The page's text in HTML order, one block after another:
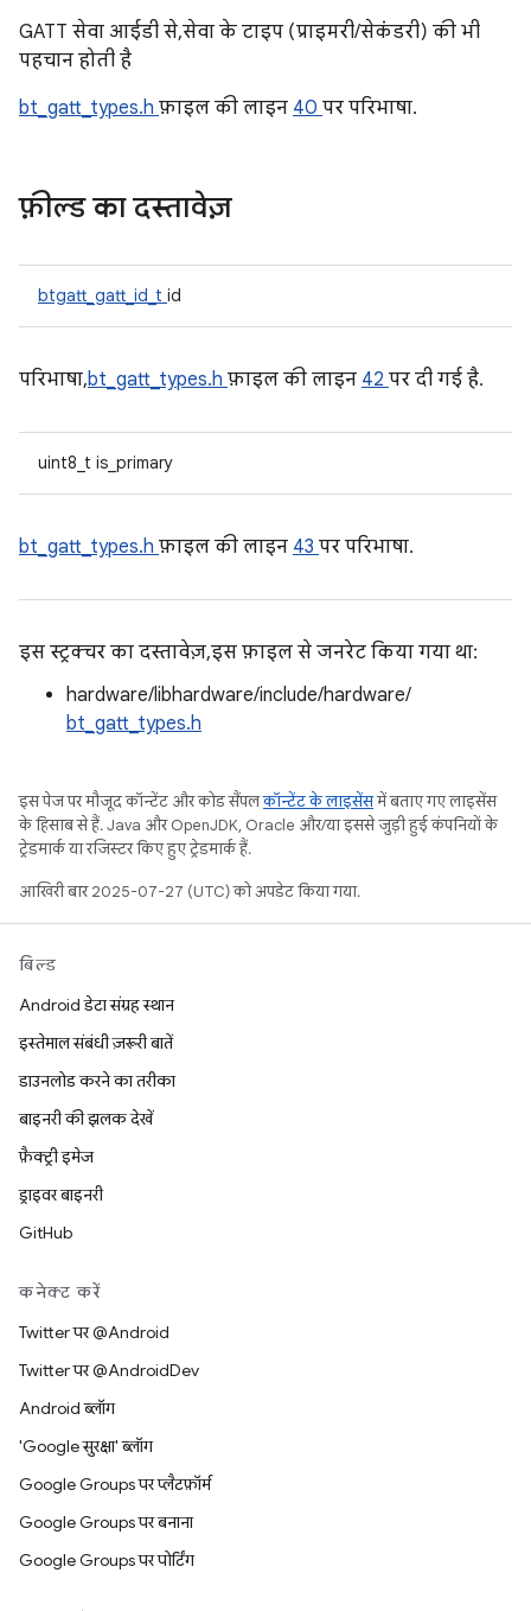
GATT सेवा आईडी से, सेवा के टाइप (प्राइमरी/सेकंडरी) की भी
पहचान होती है
bt_gatt_types.h फ़ाइल की लाइन 40 पर परिभाषा.
फ़ील्ड का दस्तावेज़
btgatt_gatt_id_t id
परिभाषा,bt_gatt_types.h फ़ाइल की लाइन 42 पर दी गई है.
uint8_t is_primary
bt_gatt_types.h फ़ाइल की लाइन 43 पर परिभाषा.
इस स्ट्रक्चर का दस्तावेज़, इस फ़ाइल से जनरेट किया गया था:
hardware/libhardware/include/hardware/
bt_gatt_types.h
इस पेज पर मौजूद कॉन्टेंट और कोड सैंपलकॉन्टेंट के लाइसेंसमें बताए गए लाइसेंस
के हिसाब से हैं. Java और OpenJDK, Oracle और/या इससे जुड़ी हुई कंपनियों के
ट्रेडमार्क या रजिस्टर किए हुए ट्रेडमार्क हैं.
आखिरी बार 2025-07-27 (UTC) को अपडेट किया गया.
बिल्ड
Android डेटा संग्रह स्थान
इस्तेमाल संबंधी ज़रूरी बातें
डाउनलोड करने का तरीका
बाइनरी की झलक देखें
फ़ैक्ट्री इमेज
ड्राइवर बाइनरी
GitHub
कनेक्ट करें
Twitter पर @Android
Twitter पर @AndroidDev
Android ब्लॉग
'Google सुरक्षा' ब्लॉग
Google Groups पर प्लैटफ़ॉर्म
Google Groups पर बनाना
Google Groups पर पोर्टिंग